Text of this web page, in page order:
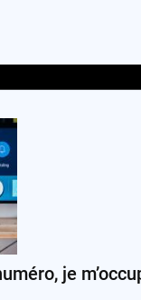
je